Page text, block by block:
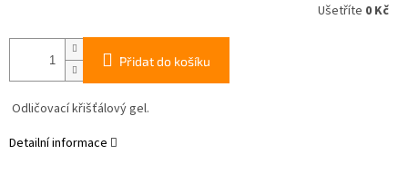
Ušetříte 0 Kč
Přidat do košíku
Odličovací křišťálový gel.
Detailní informace